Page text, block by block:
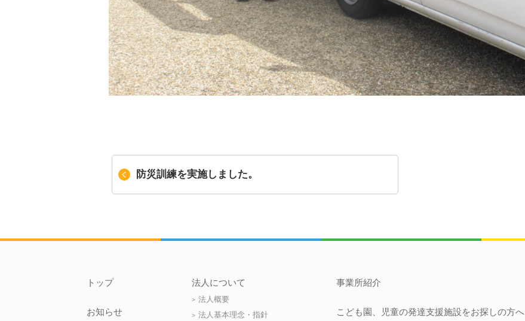
防災訓練を実施しました。
トップ
お知らせ
法人について
法人概要
法人基本理念・指針
事業所紹介
こども園、児童の発達支援施設をお探しの方へ